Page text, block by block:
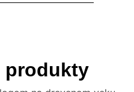
produkty